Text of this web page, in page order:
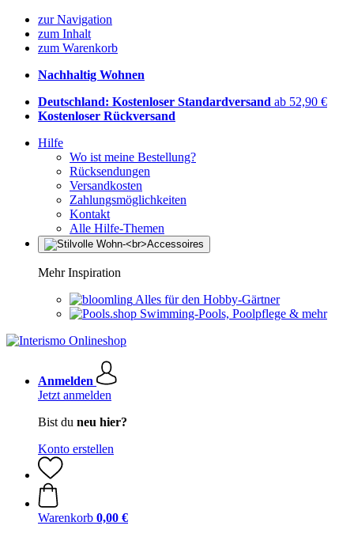
zur Navigation
zum Inhalt
zum Warenkorb
Nachhaltig Wohnen
Deutschland: Kostenloser Standardversand ab 52,90 €
Kostenloser Rückversand
Hilfe
Wo ist meine Bestellung?
Rücksendungen
Versandkosten
Zahlungsmöglichkeiten
Kontakt
Alle Hilfe-Themen
Mehr Inspiration
Alles für den Hobby-Gärtner
Swimming-Pools, Poolpflege & mehr
Anmelden
Jetzt anmelden
Bist du neu hier?
Konto erstellen
Warenkorb 0,00 €